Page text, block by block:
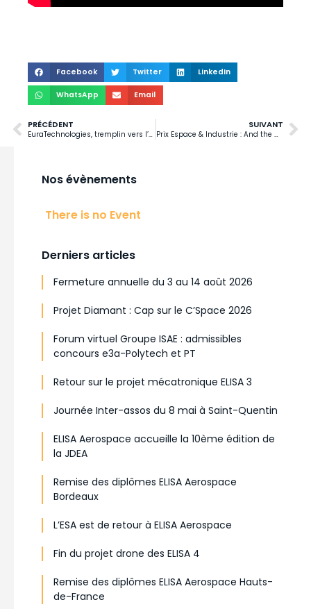
Facebook Twitter LinkedIn
WhatsApp Email
PRÉCÉDENT
EuraTechnologies, tremplin vers l’entreprenariat pour les ELISA 5
SUIVANT
Prix Espace & Industrie : And the winner is… ELISA Space
Nos évènements
There is no Event
Derniers articles
Fermeture annuelle du 3 au 14 août 2026
Projet Diamant : Cap sur le C’Space 2026
Forum virtuel Groupe ISAE : admissibles
concours e3a-Polytech et PT
Retour sur le projet mécatronique ELISA 3
Journée Inter-assos du 8 mai à Saint-Quentin
ELISA Aerospace accueille la 10ème édition de
la JDEA
Remise des diplômes ELISA Aerospace
Bordeaux
L’ESA est de retour à ELISA Aerospace
Fin du projet drone des ELISA 4
Remise des diplômes ELISA Aerospace Hauts-
de-France